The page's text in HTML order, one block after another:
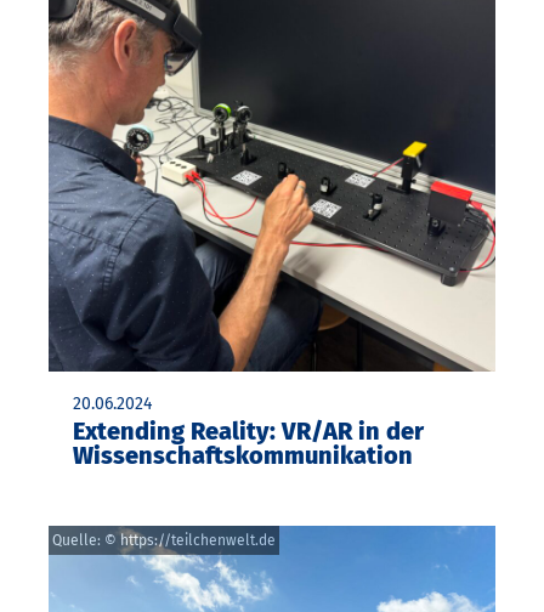
20.06.2024
Extending Reality: VR/AR in der
Wissenschaftskommunikation
Quelle: © https://teilchenwelt.de